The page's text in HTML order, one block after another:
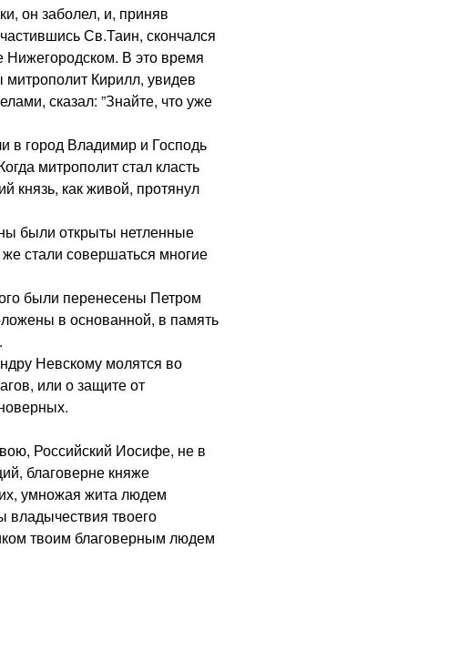
он заболел, и, приняв
Св.Таин, скончался
Нижегородском. В это время
Кирилл, увидев
сказал: ”Знайте, что уже
в город Владимир и Господь
митрополит стал класть
князь, как живой, протянул
были открыты нетленные
стали совершаться многие
были перенесены Петром
в основанной, в память
Невскому молятся во
или о защите от
Российский Иосифе, не в
благоверне княже
умножая жита людем
владычествия твоего
твоим благоверным людем